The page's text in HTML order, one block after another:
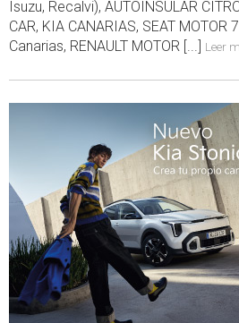
Isuzu, Recalvi), AUTOINSULAR
CAR, KIA CANARIAS, SEAT MOTOR
Canarias, RENAULT MOTOR [...] Leer